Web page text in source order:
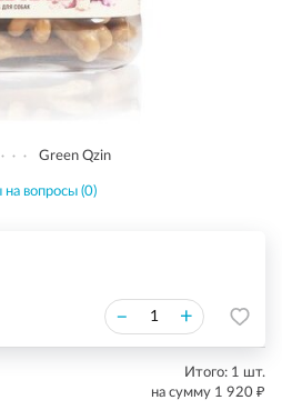
Green Qzin
вопросы (0)
– +
Итого: 1 шт.
на сумму 1 920 ₽